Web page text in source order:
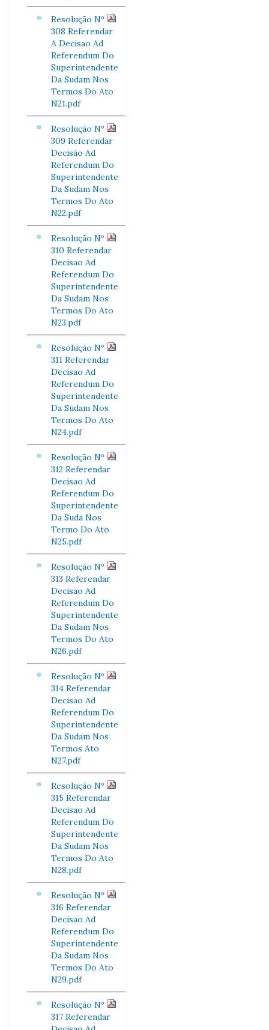
Resolução Nº
308 Referendar
A Decisao Ad
Referendum Do
Superintendente
Da Sudam Nos
Termos Do Ato
N21.pdf
Resolução Nº
309 Referendar
Decisão Ad
Referendum Do
Superintendente
Da Sudam Nos
Termos Do Ato
N22.pdf
Resolução Nº
310 Referendar
Decisao Ad
Referendum Do
Superintendente
Da Sudam Nos
Termos Do Ato
N23.pdf
Resolução Nº
311 Referendar
Decisao Ad
Referendum Do
Superintendente
Da Sudam Nos
Termos Do Ato
N24.pdf
Resolução Nº
312 Referendar
Decisao Ad
Referendum Do
Superintendente
Da Suda Nos
Termo Do Ato
N25.pdf
Resolução Nº
313 Referendar
Decisao Ad
Referendum Do
Superintendente
Da Sudam Nos
Termos Do Ato
N26.pdf
Resolução Nº
314 Referendar
Decisao Ad
Referendum Do
Superintendente
Da Sudam Nos
Termos Ato
N27.pdf
Resolução Nº
315 Referendar
Decisao Ad
Referendum Do
Superintendente
Da Sudam Nos
Termos Do Ato
N28.pdf
Resolução Nº
316 Referendar
Decisao Ad
Referendum Do
Superintendente
Da Sudam Nos
Termos Do Ato
N29.pdf
Resolução Nº
317 Referendar